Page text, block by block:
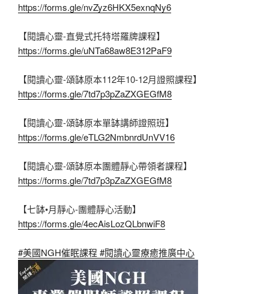
https://forms.gle/nvZyz6HKX5exnqNy6
【閱讀心靈-直覺式托特塔羅牌課程】
https://forms.gle/uNTa68aw8E312PaF9
【閱讀心靈-頌缽原本112年10-12月證照課程】
https://forms.gle/7td7p3pZaZXGEGfM8
【閱讀心靈-頌缽原本單缽講師證照班】
https://forms.gle/eTLG2NmbnrdUnVV16
【閱讀心靈-頌缽原本團體靜心帶領者課程】
https://forms.gle/7td7p3pZaZXGEGfM8
【七缽•月靜心-團體靜心活動】
https://forms.gle/4ecAisLozQLbnwiF8
#美國NGH催眠課程 #閱讀心靈療癒推廣中心